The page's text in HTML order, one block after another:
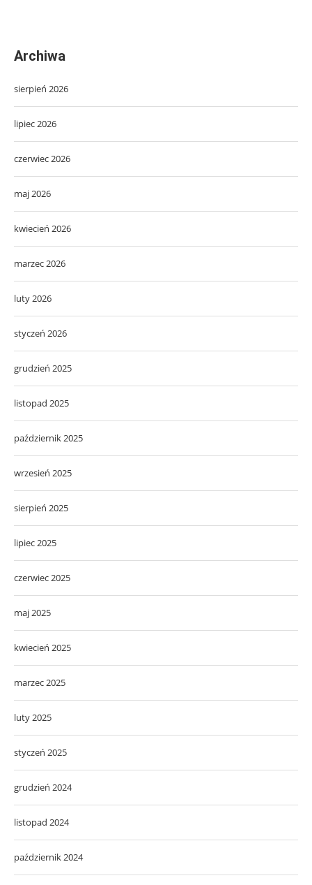
Archiwa
sierpień 2026
lipiec 2026
czerwiec 2026
maj 2026
kwiecień 2026
marzec 2026
luty 2026
styczeń 2026
grudzień 2025
listopad 2025
październik 2025
wrzesień 2025
sierpień 2025
lipiec 2025
czerwiec 2025
maj 2025
kwiecień 2025
marzec 2025
luty 2025
styczeń 2025
grudzień 2024
listopad 2024
październik 2024